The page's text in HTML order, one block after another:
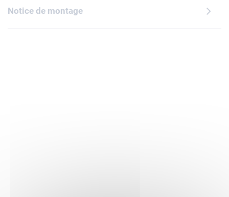
construction LEGO NINJAGO inclut des robots, des
véhicules et des temples qui encouragent les enfants à
Notice de montage